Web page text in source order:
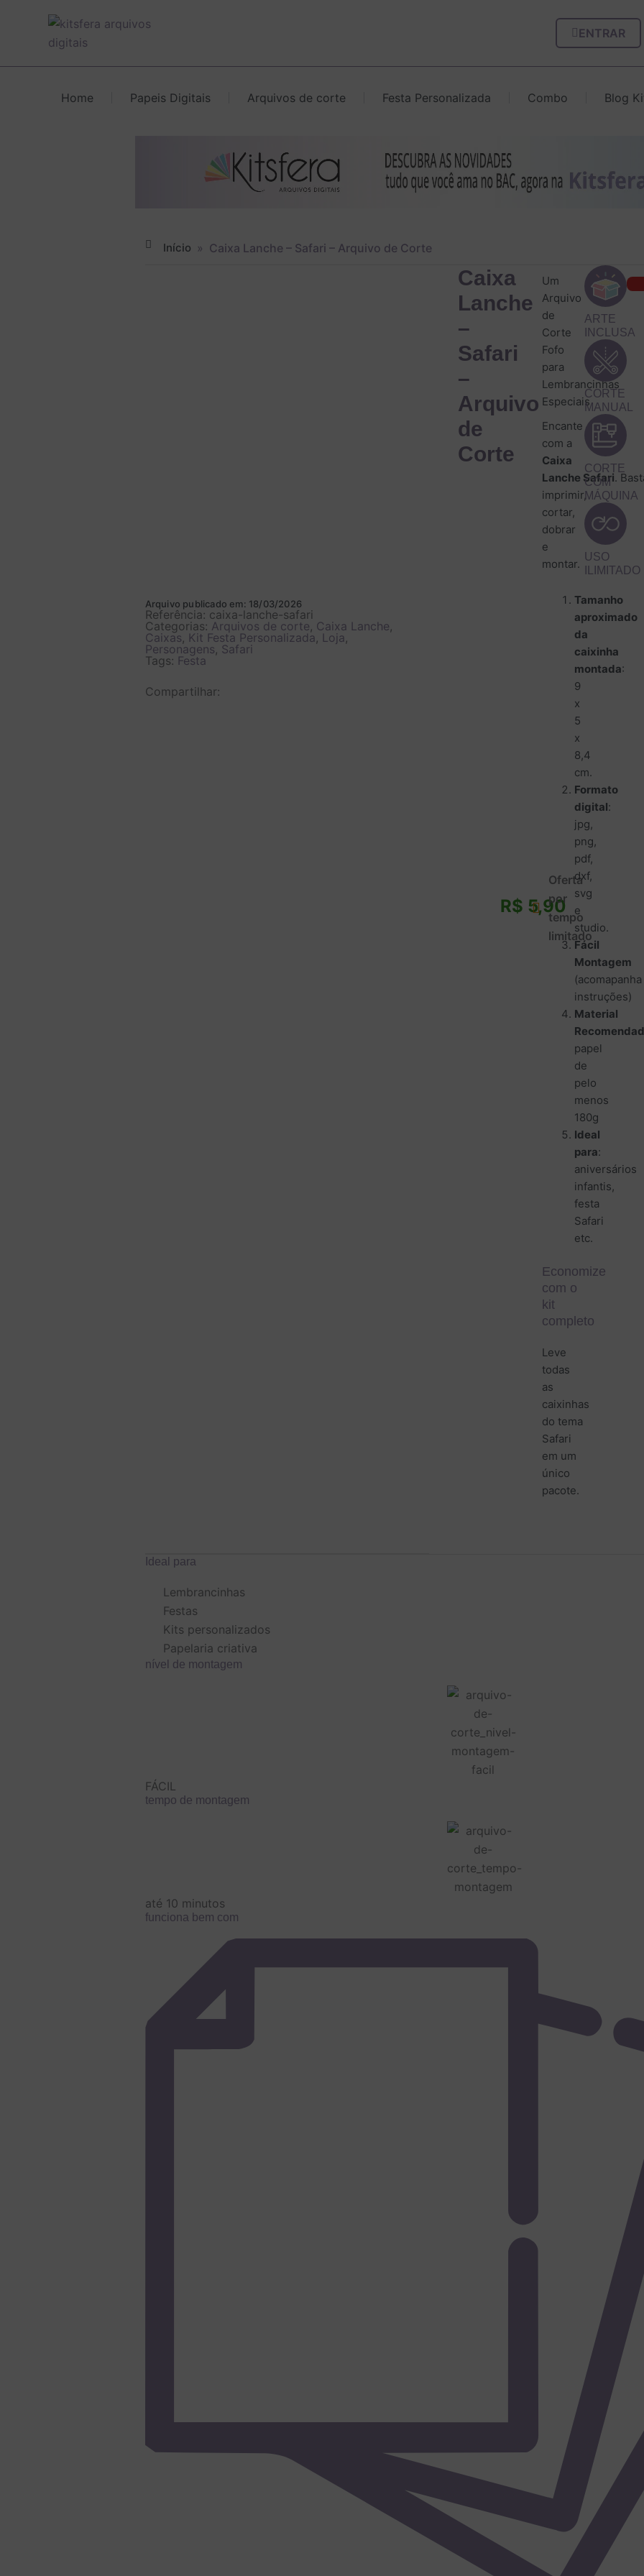
conteúdo
ENTRAR
Home Papeis Digitais Arquivos de corte Festa Personalizada Combo Blog
Início » Caixa Lanche – Safari – Arquivo de Corte
Arquivo publicado em: 18/03/2026
Referência: caixa-lanche-safari
Categorias: Arquivos de corte Caixa Lanche
Caixas Kit Festa Personalizada Loja
Personagens Safari
Tags: Festa
Compartilhar:
Caixa
Lanche
–
Safari
–
Arquivo
de
Corte
R$ 5,90
Oferta
por
tempo
limitado
Um
Arquivo
de
Corte
Fofo
para
Lembrancinhas
Especiais
Encante
com a
Caixa
Lanche Safari.
imprimir,
cortar,
dobrar
e
montar.
Tamanho
aproximado
da
caixinha
montada:
9
x
5
x
8,4
cm.
Formato
digital:
jpg,
png,
pdf,
dxf,
svg
e
studio.
Fácil
Montagem
(acomapanha
instruções)
Material
papel
de
pelo
menos
180g
Ideal
para:
aniversários
infantis,
festa
Safari
etc.
Economize
com o
kit
completo
Leve
todas
as
caixinhas
do tema
Safari
em um
único
pacote.
ARTE
INCLUSA
CORTE
MANUAL
CORTE
COM
MÁQUINA
USO
ILIMITADO
-
de
Ideal para
Lembrancinhas
Festas
Kits personalizados
Papelaria criativa
nível de montagem
FÁCIL
tempo de montagem
até 10 minutos
funciona bem com
Esqueceu a senha?